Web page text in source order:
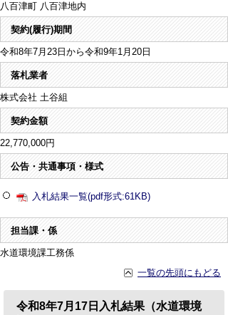
八百津町 八百津地内
契約(履行)期間
令和8年7月23日から令和9年1月20日
落札業者
株式会社 土谷組
契約金額
22,770,000円
公告・共通事項・様式
入札結果一覧(pdf形式:61KB)
担当課・係
水道環境課工務係
一覧の先頭にもどる
令和8年7月17日入札結果（水道環境